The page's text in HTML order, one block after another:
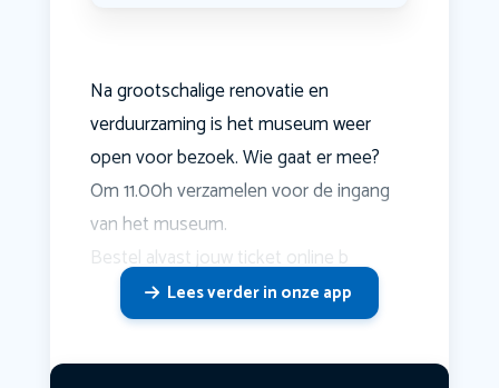
Na grootschalige renovatie en
verduurzaming is het museum weer
open voor bezoek. Wie gaat er mee?
Om 11.00h verzamelen voor de ingang
van het museum.
Bestel alvast jouw ticket online b
Lees verder in onze app